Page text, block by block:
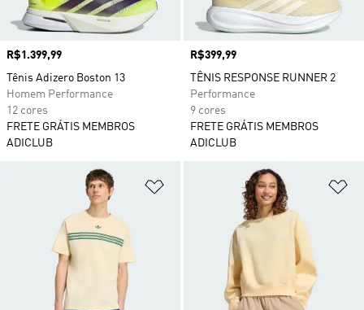
Preço
R$1.399,99
Tênis Adizero Boston 13
Homem Performance
12 cores
FRETE GRÁTIS MEMBROS
ADICLUB
Preço
R$399,99
TÊNIS RESPONSE RUNNER 2
Performance
9 cores
FRETE GRÁTIS MEMBROS
ADICLUB
Adicionar à Lista de Desejos